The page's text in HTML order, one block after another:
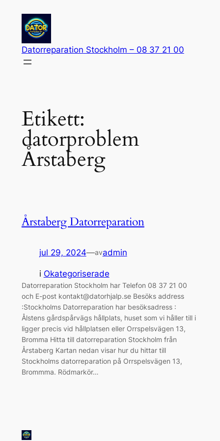
innehåll
Datorreparation Stockholm – 08 37 21 00
Etikett:
datorproblem
Årstaberg
Årstaberg Datorreparation
jul 29, 2024—avadmin
i Okategoriserade
Datorreparation Stockholm har Telefon 08 37 21 00
och E-post kontakt@datorhjalp.se Besöks address
:Stockholms Datorreparation har besöksadress :
Ålstens gårdspårvägs hållplats, huset som vi håller till i
ligger precis vid hållplatsen eller Orrspelsvägen 13,
Bromma Hitta till datorreparation Stockholm från
Årstaberg Kartan nedan visar hur du hittar till
Stockholms datorreparation på Orrspelsvägen 13,
Brommma. Rödmarkör…